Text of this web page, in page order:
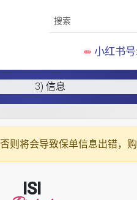
小红书
3) 信息
则将会导致保单信息出错，购
ISI